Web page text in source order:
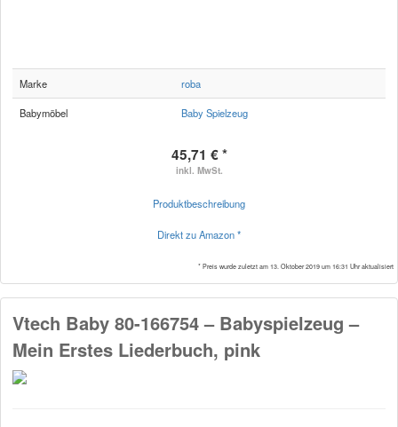
Marke roba
Babymöbel Baby Spielzeug
45,71 € *
inkl. MwSt.
Produktbeschreibung
Direkt zu Amazon *
* Preis wurde zuletzt am 13. Oktober 2019 um 16:31 Uhr aktualisiert
Vtech Baby 80-166754 – Babyspielzeug –
Mein Erstes Liederbuch, pink